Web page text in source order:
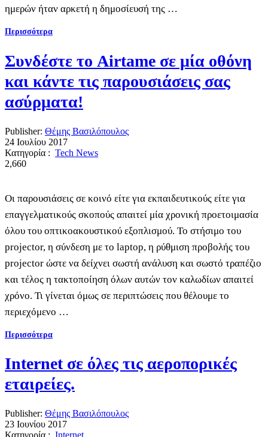
ημερών ήταν αρκετή η δημοσίευσή της …
Περισσότερα
Συνδέστε το Airtame σε μία οθόνη
και κάντε τις παρουσιάσεις σας
ασύρματα!
Publisher: Θέμης Βασιλόπουλος
24 Ιουλίου 2017
Κατηγορία : Tech News
2,660
Οι παρουσιάσεις σε κοινό είτε για εκπαιδευτικούς είτε για
επαγγελματικούς σκοπούς απαιτεί μία χρονική προετοιμασία
όλου του οπτικοακουστικού εξοπλισμού. Το στήσιμο του
projector, η σύνδεση με το laptop, η ρύθμιση προβολής του
projector ώστε να δείχνει σωστή ανάλυση και σωστό τραπέζιο
και τέλος η τακτοποίηση όλων αυτών τον καλωδίων απαιτεί
χρόνο. Τι γίνεται όμως σε περιπτώσεις που θέλουμε το
περιεχόμενο …
Περισσότερα
Internet σε όλες τις αεροπορικές
εταιρείες.
Publisher: Θέμης Βασιλόπουλος
23 Ιουνίου 2017